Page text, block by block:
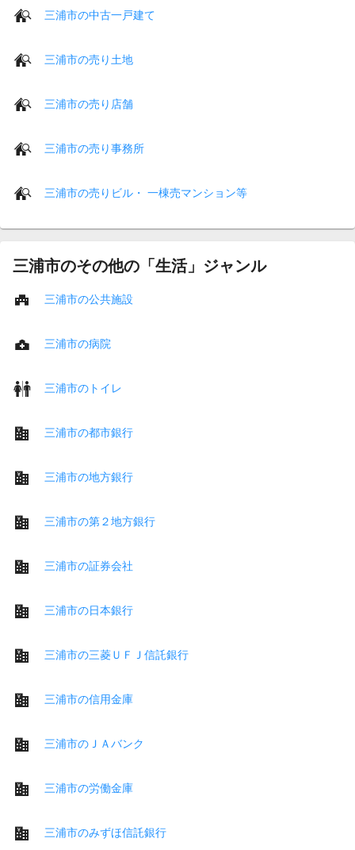
三浦市の中古一戸建て
三浦市の売り土地
三浦市の売り店舗
三浦市の売り事務所
三浦市の売りビル・ 一棟売マンション等
三浦市のその他の「生活」ジャンル
三浦市の公共施設
三浦市の病院
三浦市のトイレ
三浦市の都市銀行
三浦市の地方銀行
三浦市の第２地方銀行
三浦市の証券会社
三浦市の日本銀行
三浦市の三菱ＵＦＪ信託銀行
三浦市の信用金庫
三浦市のＪＡバンク
三浦市の労働金庫
三浦市のみずほ信託銀行